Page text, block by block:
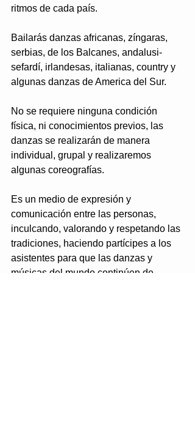
ritmos de cada país.
Bailarás danzas africanas, zíngaras,
serbias, de los Balcanes, andalusi-
sefardí, irlandesas, italianas, country y
algunas danzas de America del Sur.
No se requiere ninguna condición
física, ni conocimientos previos, las
danzas se realizarán de manera
individual, grupal y realizaremos
algunas coreografías.
Es un medio de expresión y
comunicación entre las personas,
inculcando, valorando y respetando las
tradiciones, haciendo partícipes a los
asistentes para que las danzas y
músicas del mundo continúen de